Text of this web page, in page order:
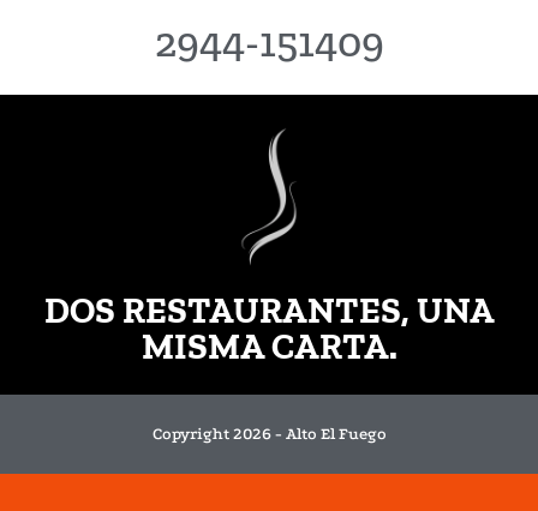
2944-151409
DOS RESTAURANTES, UNA
MISMA CARTA.
Copyright 2026 - Alto El Fuego